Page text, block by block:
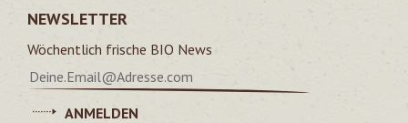
NEWSLETTER
Wöchentlich frische BIO News
ANMELDEN